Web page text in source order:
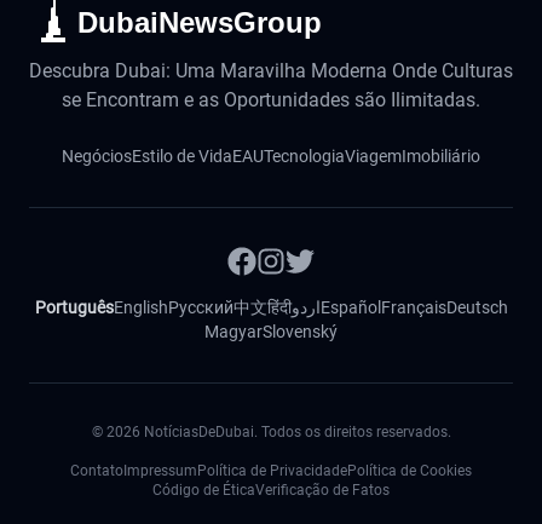
DubaiNewsGroup
Descubra Dubai: Uma Maravilha Moderna Onde Culturas
se Encontram e as Oportunidades são Ilimitadas.
NegóciosEstilo de VidaEAUTecnologiaViagemImobiliário
PortuguêsEnglishРусский中文हिंदीاردوEspañol FrançaisDeutsch
MagyarSlovenský
© 2026 NotíciasDeDubai. Todos os direitos reservados.
Contato Impressum Política de PrivacidadePolítica de Cookies
Código de ÉticaVerificação de Fatos